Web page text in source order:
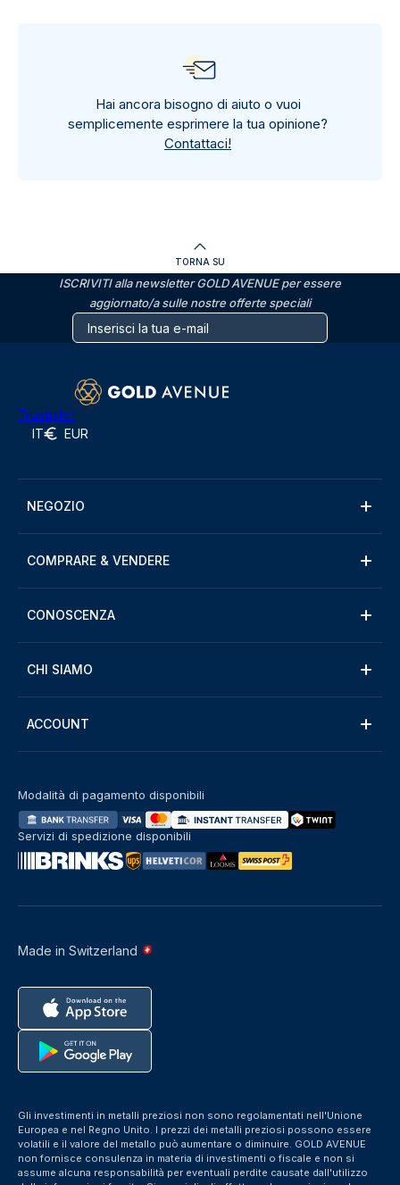
Hai ancora bisogno di aiuto o vuoi
semplicemente esprimere la tua opinione?
Contattaci!
TORNA SU
ISCRIVITI alla newsletter GOLD AVENUE per essere
aggiornato/a sulle nostre offerte speciali
Trustpilot
IT EUR
NEGOZIO
COMPRARE & VENDERE
CONOSCENZA
CHI SIAMO
ACCOUNT
Made in Switzerland
Modalità di pagamento disponibili
Servizi di spedizione disponibili
Gli investimenti in metalli preziosi non sono regolamentati nell'Unione
Europea e nel Regno Unito. I prezzi dei metalli preziosi possono essere
volatili e il valore del metallo può aumentare o diminuire. GOLD AVENUE
non fornisce consulenza in materia di investimenti o fiscale e non si
assume alcuna responsabilità per eventuali perdite causate dall'utilizzo